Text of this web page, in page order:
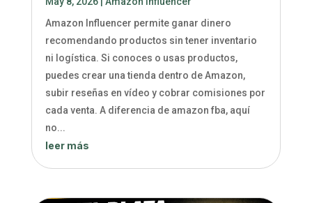
Amazon Influencer permite ganar dinero
recomendando productos sin tener inventario
ni logística. Si conoces o usas productos,
puedes crear una tienda dentro de Amazon,
subir reseñas en vídeo y cobrar comisiones por
cada venta. A diferencia de amazon fba, aquí
no...
leer más